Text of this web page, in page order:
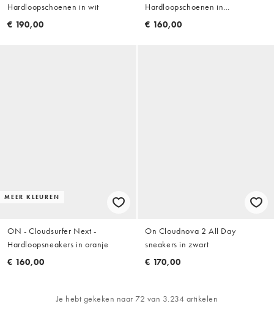
Hardloopschoenen in wit
€ 190,00
Hardloopschoenen in
groenblauw en wazig lila
€ 160,00
MEER KLEUREN
ON - Cloudsurfer Next -
Hardloopsneakers in oranje
€ 160,00
On Cloudnova 2 All Day
sneakers in zwart
€ 170,00
Je hebt gekeken naar 72 van 3.234 artikelen